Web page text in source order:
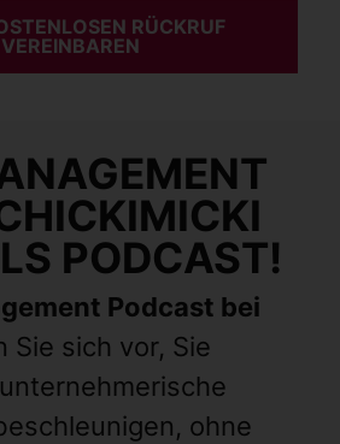
RÜCKRUF
VEREINBAREN
PODCAST!
Podcast bei
Sie sich vor, Sie
ohne